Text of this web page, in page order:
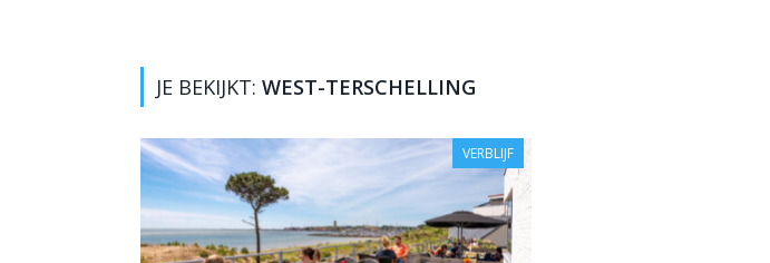
JE BEKIJKT: WEST-TERSCHELLING
VERBLIJF